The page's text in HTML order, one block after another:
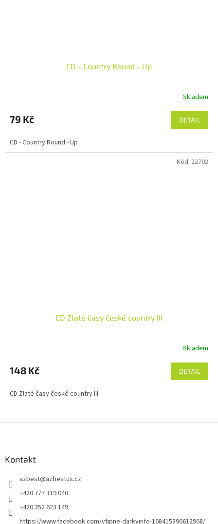
CD - Country Round - Up
Skladem
79 Kč DETAIL
CD - Country Round - Up
CD Zlaté časy české country III
Skladem
148 Kč DETAIL
CD Zlaté časy české country III
Kód: 22702
Kontakt
azbest@azbestus.cz
+420 777 319 040
+420 352 623 149
https://www.facebook.com/vtipne-darkyinfo-168415396612968/